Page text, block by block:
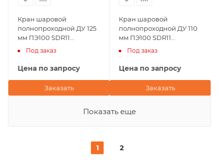
Кран шаровой
полнопроходной ДУ 125
мм ПЭ100 SDR11
Andronaco (Франция)
Под заказ
Цена по запросу
Заказать
Кран шаровой
полнопроходной ДУ 110
мм ПЭ100 SDR11
Andronaco (Франция)
Под заказ
Цена по запросу
Заказать
Показать еще
1 2